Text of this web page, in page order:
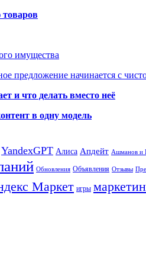
имущества
предложение начинается с
и что делать вместо неё
в одну модель
YandexGPT Алиса Апдейт Ашманов и
Обновления Объявления Отзывы
Маркет игры